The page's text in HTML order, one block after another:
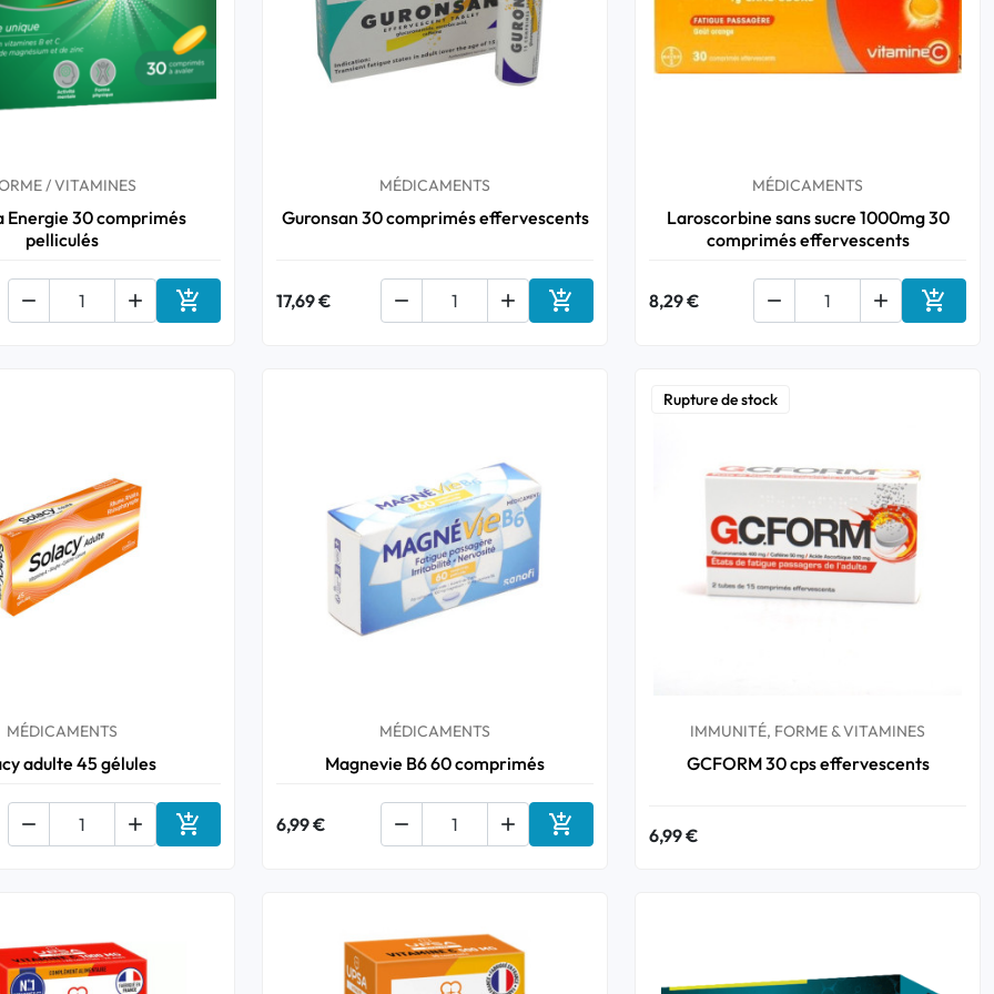
/ VITAMINES
Energie 30 comprimés
pelliculés
  Ajouter au panier
MÉDICAMENTS
Guronsan 30 comprimés effervescents
17,69 €   Ajouter au panier
MÉDICAMENTS
Laroscorbine sans sucre 1000mg 30
comprimés effervescents
8,29 €   
MÉDICAMENTS
adulte 45 gélules
  Ajouter au panier
MÉDICAMENTS
Magnevie B6 60 comprimés
6,99 €   Ajouter au panier
Rupture de stock
IMMUNITÉ, FORME & VITAMINES
GCFORM 30 cps effervescents
6,99 €